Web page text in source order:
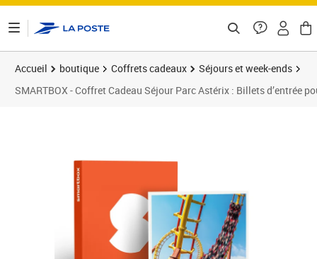
Accueil boutique Coffrets cadeaux
Séjours et week-ends
SMARTBOX - Coffret Cadeau Séjour Parc Astérix : Billets d’entrée